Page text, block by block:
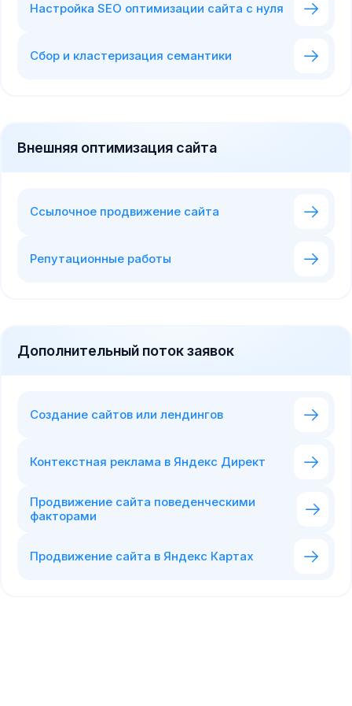
Настройка SEO оптимизации сайта с нуля
Сбор и кластеризация семантики
Внешняя оптимизация сайта
Ссылочное продвижение сайта
Репутационные работы
Дополнительный поток заявок
Создание сайтов или лендингов
Контекстная реклама в Яндекс Директ
Продвижение сайта поведенческими
факторами
Продвижение сайта в Яндекс Картах